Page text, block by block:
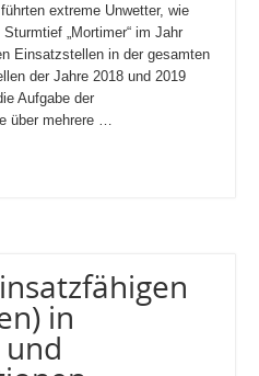
extreme Unwetter, wie
Sturmtief „Mortimer“ im Jahr
Einsatzstellen in der gesamten
der Jahre 2018 und 2019
Aufgabe der
über mehrere …
in